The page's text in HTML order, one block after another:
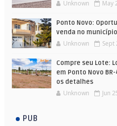
Unknown May
Ponto Novo:
venda no
Unknown Sept
Compre seu Lote:
em Ponto Novo
os detalhes
Unknown Jun
PUB